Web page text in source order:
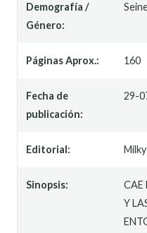
Demografía /
Género:
Páginas Aprox.: 160
Fecha de
publicación:
29-
Editorial:
Sinopsis:
CAE
Y